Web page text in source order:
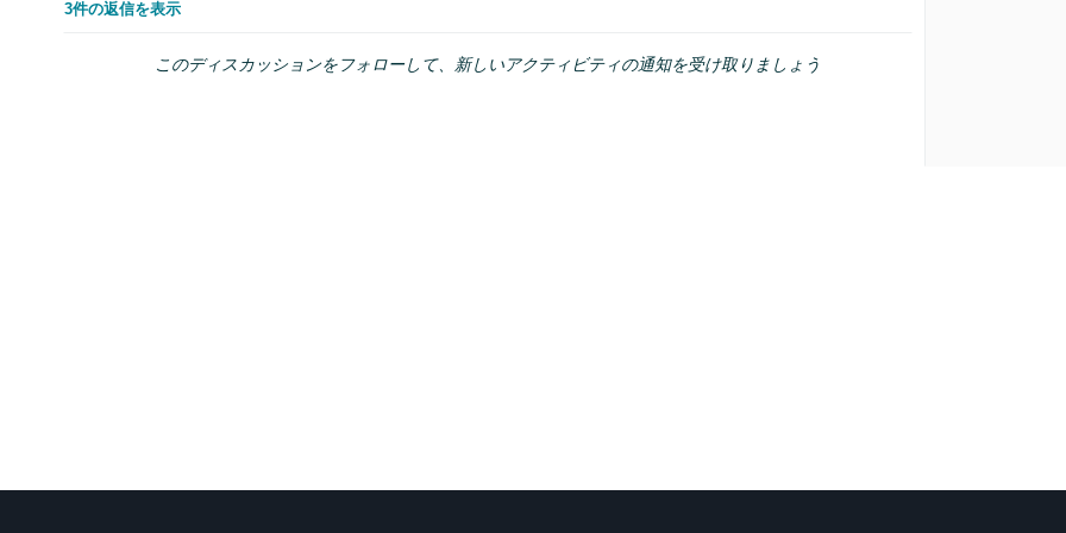
3件の返信を表示
このディスカッションをフォローして、新しいアクティビティの通知を受け取りましょう